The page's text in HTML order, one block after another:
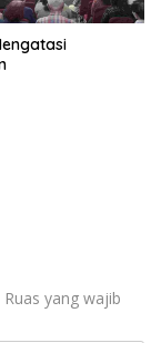
Ruas yang wajib